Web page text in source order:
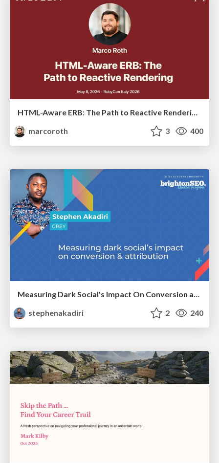
HTML-Aware ERB: The Path to Reactive Rendering @ RubyCon 2026, Rimini, Italy
marcoroth
3 400
Measuring Dark Social's Impact On Conversion and Attribution
stephenakadiri
2 240